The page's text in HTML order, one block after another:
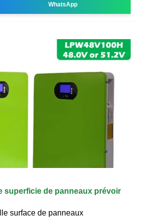
WhatsApp
superficie de panneaux prévoir
surface de panneaux